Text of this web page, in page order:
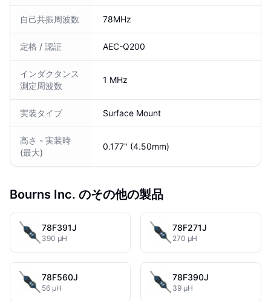
自己共振周波数 78MHz
定格 / 認証 AEC-Q200
インダクタンス
測定周波数
1 MHz
実装タイプ Surface Mount
高さ - 実装時
(最大)
0.177" (4.50mm)
Bourns Inc. のその他の製品
78F391J
390 µH
78F271J
270 µH
78F560J
56 µH
78F390J
39 µH